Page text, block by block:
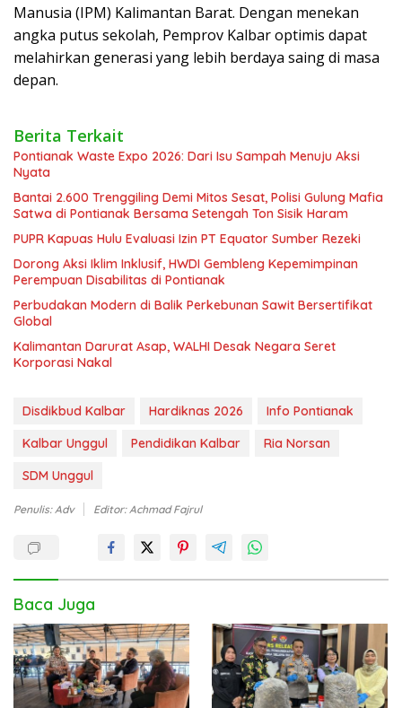
Manusia (IPM) Kalimantan Barat. Dengan menekan
angka putus sekolah, Pemprov Kalbar optimis dapat
melahirkan generasi yang lebih berdaya saing di masa
depan.
Berita Terkait
Pontianak Waste Expo 2026: Dari Isu Sampah Menuju Aksi
Nyata
Bantai 2.600 Trenggiling Demi Mitos Sesat, Polisi Gulung Mafia
Satwa di Pontianak Bersama Setengah Ton Sisik Haram
PUPR Kapuas Hulu Evaluasi Izin PT Equator Sumber Rezeki
Dorong Aksi Iklim Inklusif, HWDI Gembleng Kepemimpinan
Perempuan Disabilitas di Pontianak
Perbudakan Modern di Balik Perkebunan Sawit Bersertifikat
Global
Kalimantan Darurat Asap, WALHI Desak Negara Seret
Korporasi Nakal
Disdikbud Kalbar Hardiknas 2026
Info Pontianak
Kalbar Unggul
Pendidikan Kalbar
Ria Norsan
SDM Unggul
Penulis: Adv Editor: Achmad Fajrul
Baca Juga